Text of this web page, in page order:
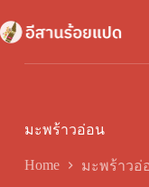
to
content
มะพร้าวอ่อน
Home มะพร้าวอ่